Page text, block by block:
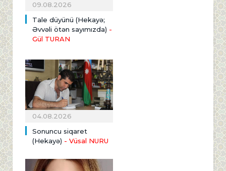
09.08.2026
Tale düyünü (Hekayə;
Əvvəli ötən sayımızda) -
Gül TURAN
04.08.2026
Sonuncu siqaret
(Hekayə) - Vüsal NURU